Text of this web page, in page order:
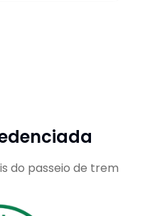
do passeio de trem